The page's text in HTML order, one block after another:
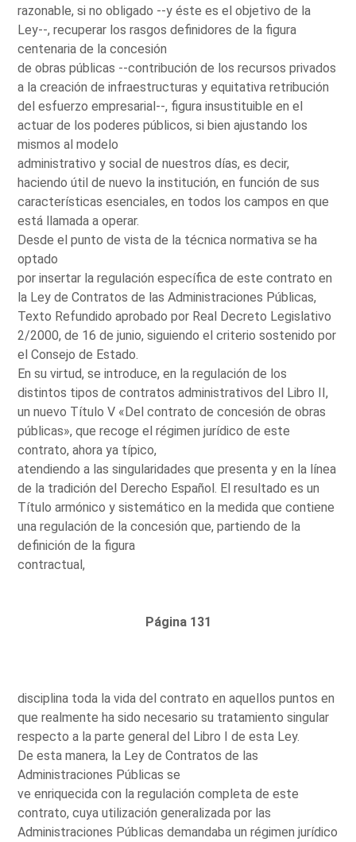
razonable, si no obligado --y éste es el objetivo de la
Ley--, recuperar los rasgos definidores de la figura
centenaria de la concesión
de obras públicas --contribución de los recursos privados
a la creación de infraestructuras y equitativa retribución
del esfuerzo empresarial--, figura insustituible en el
actuar de los poderes públicos, si bien ajustando los
mismos al modelo
administrativo y social de nuestros días, es decir,
haciendo útil de nuevo la institución, en función de sus
características esenciales, en todos los campos en que
está llamada a operar.
Desde el punto de vista de la técnica normativa se ha
optado
por insertar la regulación específica de este contrato en
la Ley de Contratos de las Administraciones Públicas,
Texto Refundido aprobado por Real Decreto Legislativo
2/2000, de 16 de junio, siguiendo el criterio sostenido por
el Consejo de Estado.
En su virtud, se introduce, en la regulación de los
distintos tipos de contratos administrativos del Libro II,
un nuevo Título V «Del contrato de concesión de obras
públicas», que recoge el régimen jurídico de este
contrato, ahora ya típico,
atendiendo a las singularidades que presenta y en la línea
de la tradición del Derecho Español. El resultado es un
Título armónico y sistemático en la medida que contiene
una regulación de la concesión que, partiendo de la
definición de la figura
contractual,
Página 131
disciplina toda la vida del contrato en aquellos puntos en
que realmente ha sido necesario su tratamiento singular
respecto a la parte general del Libro I de esta Ley.
De esta manera, la Ley de Contratos de las
Administraciones Públicas se
ve enriquecida con la regulación completa de este
contrato, cuya utilización generalizada por las
Administraciones Públicas demandaba un régimen jurídico